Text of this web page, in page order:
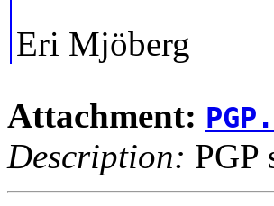
Eri Mjöberg
Attachment:
Description: PGP